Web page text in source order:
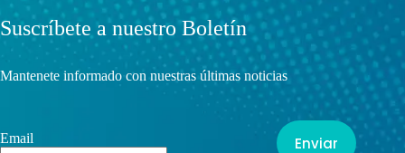
Suscríbete a nuestro Boletín
Mantenete informado con nuestras últimas noticias
Email Enviar